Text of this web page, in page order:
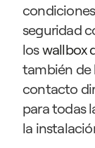
seguridad
los wallbox
también de
contacto
para todas
la